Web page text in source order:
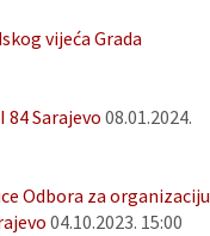
vijeća Grada
Sarajevo 08.01.2024.
Odbora za organizaciju
04.10.2023. 15:00